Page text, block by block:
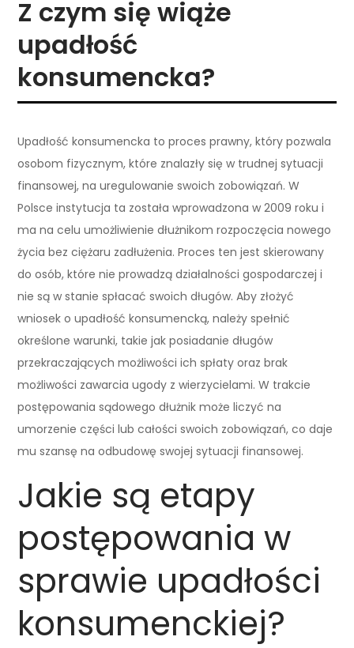
Z czym się wiąże
upadłość
konsumencka?
Upadłość konsumencka to proces prawny, który pozwala
osobom fizycznym, które znalazły się w trudnej sytuacji
finansowej, na uregulowanie swoich zobowiązań. W
Polsce instytucja ta została wprowadzona w 2009 roku i
ma na celu umożliwienie dłużnikom rozpoczęcia nowego
życia bez ciężaru zadłużenia. Proces ten jest skierowany
do osób, które nie prowadzą działalności gospodarczej i
nie są w stanie spłacać swoich długów. Aby złożyć
wniosek o upadłość konsumencką, należy spełnić
określone warunki, takie jak posiadanie długów
przekraczających możliwości ich spłaty oraz brak
możliwości zawarcia ugody z wierzycielami. W trakcie
postępowania sądowego dłużnik może liczyć na
umorzenie części lub całości swoich zobowiązań, co daje
mu szansę na odbudowę swojej sytuacji finansowej.
Jakie są etapy
postępowania w
sprawie upadłości
konsumenckiej?